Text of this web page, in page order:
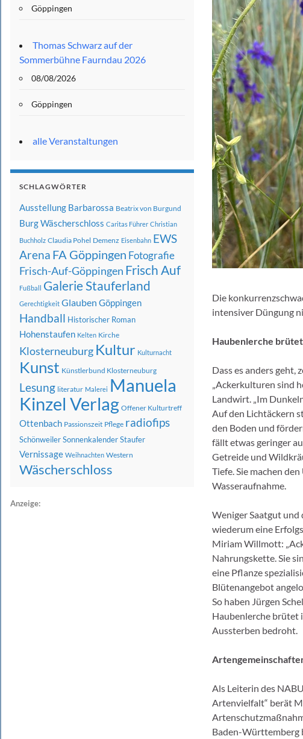
Die
intensiver Düngung
Haubenlerche
Dass es anders geht,
„Ackerkulturen sind
Landwirt. „Im
Auf den Lichtäckern
den Boden und
fällt etwas geringer
Getreide und
Tiefe. Sie machen
Wasseraufnahme.
Weniger Saatgut
wiederum eine
Miriam Willmott:
Nahrungskette. Sie
eine Pflanze
Blütenangebot
So haben Jürgen
Haubenlerche brütet
Aussterben bedroht.
Als Leiterin des
Artenvielfalt“ berät
Baden-Württemberg
Göppingen
Thomas Schwarz auf der
Sommerbühne Faurndau 2026
08/08/2026
Göppingen
alle Veranstaltungen
SCHLAGWÖRTER
Ausstellung Barbarossa Beatrix von Burgund
Burg Wäscherschloss Caritas Führer Christian
Buchholz Claudia Pohel Demenz Eisenbahn EWS
Arena FA Göppingen Fotografie
Frisch-Auf-Göppingen Frisch Auf
Fußball Galerie Stauferland
Gerechtigkeit Glauben Göppingen
Handball Historischer Roman
Hohenstaufen Kelten Kirche
Klosterneuburg Kultur Kulturnacht
Kunst Künstlerbund Klosterneuburg
Lesung literatur Malerei Manuela
Kinzel Verlag Offener Kulturtreff
Ottenbach Passionszeit Pflege radiofips
SchönweilerSonnenkalenderStaufer
Vernissage Weihnachten Western
Wäscherschloss
Anzeige: